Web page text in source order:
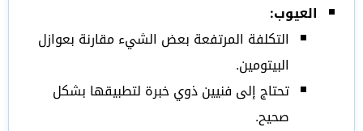
العيوب:
التكلفة المرتفعة بعض الشيء مقارنة بعوازل
البيتومين.
تحتاج إلى فنيين ذوي خبرة لتطبيقها بشكل
صحيح.